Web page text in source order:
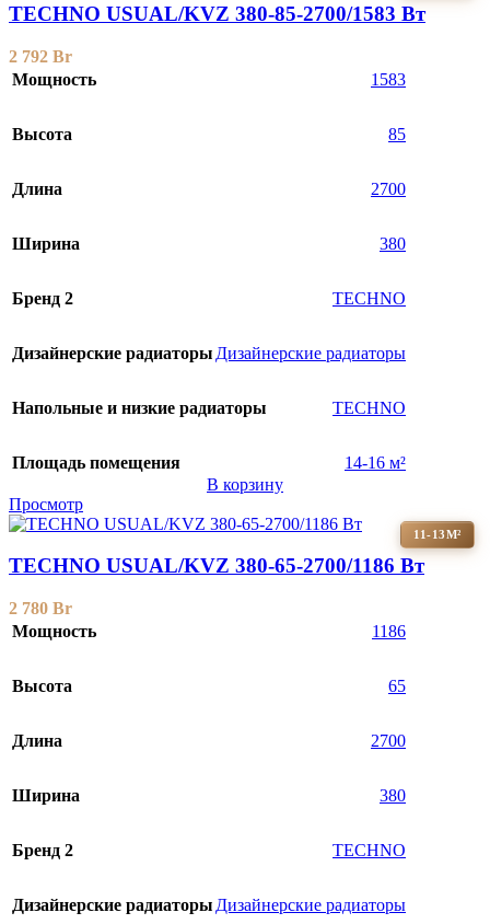
TECHNO USUAL/KVZ 380-85-2700/1583 Вт
2 792 Br
Мощность
1583
Высота 85
Длина 2700
Ширина 380
Бренд 2 TECHNO
Дизайнерские радиаторы Дизайнерские радиаторы
Напольные и низкие радиаторы TECHNO
Площадь помещения
14-16 м²
В корзину
Просмотр
11-13М²
TECHNO USUAL/KVZ 380-65-2700/1186 Вт
2 780 Br
Мощность
1186
Высота 65
Длина 2700
Ширина 380
Бренд 2 TECHNO
Дизайнерские радиаторы Дизайнерские радиаторы